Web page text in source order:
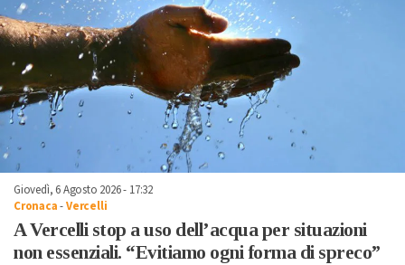
Giovedì, 6 Agosto 2026 - 17:32
Cronaca-Vercelli
A Vercelli stop a uso dell’acqua per situazioni
non essenziali. “Evitiamo ogni forma di spreco”